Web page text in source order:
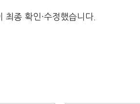
종 확인·수정했습니다.